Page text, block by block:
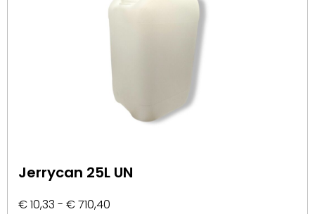
Jerrycan 25L UN
€10,33 - €710,40